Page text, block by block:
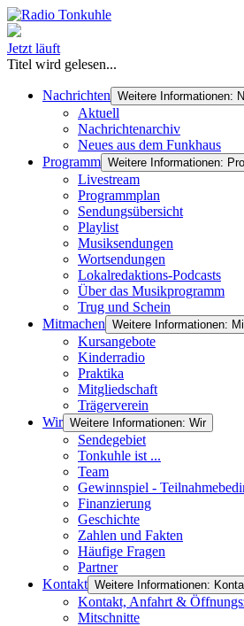
Jetzt läuft
Titel wird gelesen...
Nachrichten Weitere Informationen:
Aktuell
Nachrichtenarchiv
Neues aus dem Funkhaus
Programm Weitere Informationen:
Livestream
Programmplan
Sendungsübersicht
Playlist
Musiksendungen
Wortsendungen
Lokalredaktions-Podcasts
Über das Musikprogramm
Trug und Schein
Mitmachen Weitere Informationen:
Kursangebote
Kinderradio
Praktika
Mitgliedschaft
Trägerverein
Wir Weitere Informationen: Wir
Sendegebiet
Tonkuhle ist ...
Team
Gewinnspiel -
Finanzierung
Geschichte
Zahlen und Fakten
Häufige Fragen
Partner
Kontakt Weitere Informationen:
Kontakt, Anfahrt &
Mitschnitte